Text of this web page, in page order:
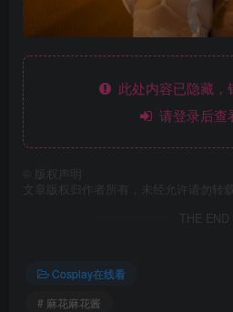
此处内容已隐藏，
请登录后查
版权声明
文章版权归作者所有，未经允许请勿转载
THE END
Cosplay在线看
# 麻花麻花酱